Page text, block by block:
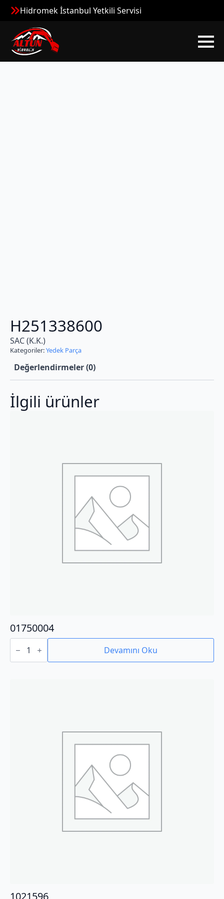
Hidromek İstanbul Yetkili Servisi
H251338600
SAC (K.K.)
Kategoriler:Yedek Parça
Değerlendirmeler (0)
İlgili ürünler
01750004
01750004
adet Devamını Oku
1021596